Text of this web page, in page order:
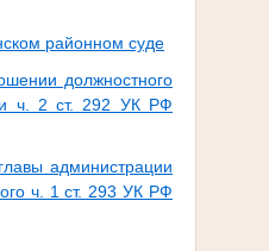
районном суде
должностного
и ч. 2 ст. 292 УК РФ
администрации
ч. 1 ст. 293 УК РФ